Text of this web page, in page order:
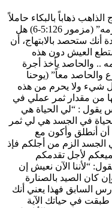
ذهاباً بالبكاء حاملاً
مبذر الزرع مجيئاً يجيء بالترنم حاملاً حزمه” (مزمور 5:126-6) هل
أنك ستحصد بالابتهاج، أن
العيش دون هذه
.. والحاصد يأخذ أجرة
والحاصد معاً” (يوحنا
شيء ولا يحرم من هذه
من مقدار ثمر عملي في
يقول : “لي الحياة هي
في الجسد هي لي ثمر
أن أنطلق وأكون مع
الجسد الزم من أجلكم فإذ
لأجل تقدمكم
الإيمان” (فيلبي 21:1-25) ويقول: “لأننا الآن نعيش إن
في الرب” (1تسالونيكي 8:3) . وإن كان الصيد بالصنارة
السابق فهذا يعني أنك
في حياتك الآية